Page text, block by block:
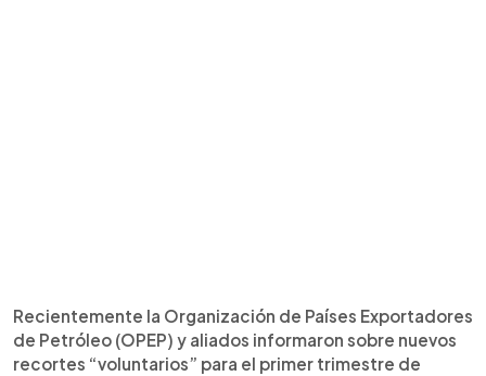
Recientemente la Organización de Países Exportadores
de Petróleo (OPEP) y aliados informaron sobre nuevos
recortes “voluntarios” para el primer trimestre de